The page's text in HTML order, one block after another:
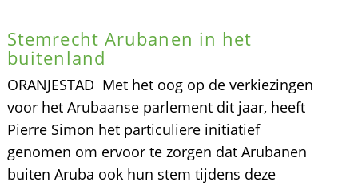
Stemrecht Arubanen in het
buitenland
ORANJESTAD  Met het oog op de verkiezingen
voor het Arubaanse parlement dit jaar, heeft
Pierre Simon het particuliere initiatief
genomen om ervoor te zorgen dat Arubanen
buiten Aruba ook hun stem tijdens deze